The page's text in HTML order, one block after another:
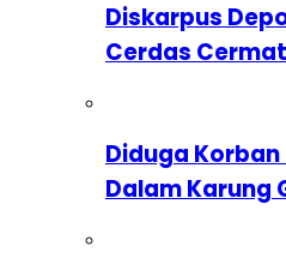
Diskarpus
Cerdas
Diduga
Dalam Karung